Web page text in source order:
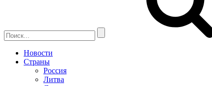
Новости
Страны
Россия
Литва